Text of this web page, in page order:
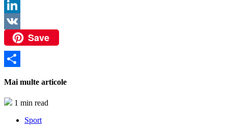
Twitter
LinkedIn
VK
Save
Mai multe articole
1 min read
Sport